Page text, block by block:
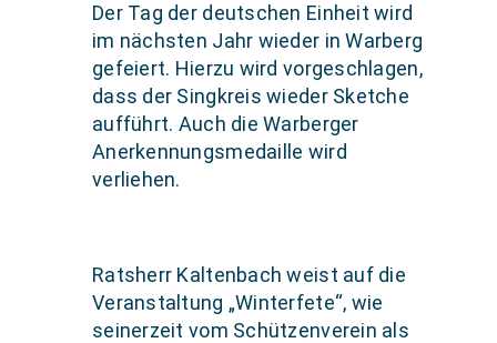
Der Tag der deutschen Einheit wird
im nächsten Jahr wieder in Warberg
gefeiert. Hierzu wird vorgeschlagen,
dass der Singkreis wieder Sketche
aufführt. Auch die Warberger
Anerkennungsmedaille wird
verliehen.
Ratsherr Kaltenbach weist auf die
Veranstaltung „Winterfete“, wie
seinerzeit vom Schützenverein als